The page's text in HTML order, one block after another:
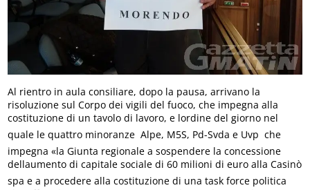
Al rientro in aula consiliare, dopo la pausa, arrivano la
risoluzione sul Corpo dei vigili del fuoco, che impegna alla
costituzione di un tavolo di lavoro, e lordine del giorno nel
quale le quattro minoranze  Alpe, M5S, Pd-Svda e Uvp  che
impegna «la Giunta regionale a sospendere la concessione
dellaumento di capitale sociale di 60 milioni di euro alla Casinò
spa e a procedere alla costituzione di una task force politica